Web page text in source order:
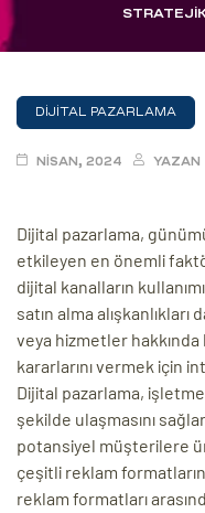
DIJITAL PAZARLAMA
NISAN, 2024 YAZAN
Dijital pazarlama,
etkileyen en önemli
dijital kanalların
satın alma
veya hizmetler
kararlarını vermek için
Dijital pazarlama,
şekilde ulaşmasını
potansiyel müşterilere
çeşitli reklam
reklam formatları